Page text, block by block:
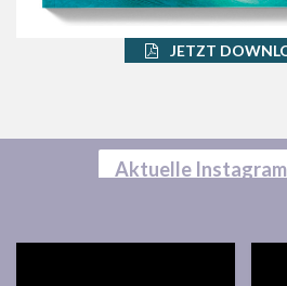
JETZT
Aktuelle